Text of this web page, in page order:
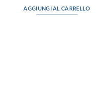
originale
era:
attuale
è:
AGGIUNGI AL CARRELLO